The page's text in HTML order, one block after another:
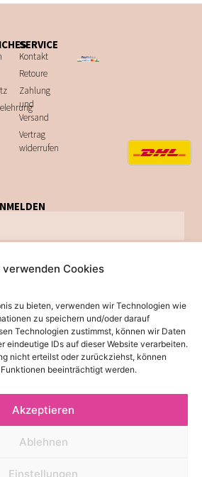
verwenden Cookies
zu bieten, verwenden wir Technologien wie
zu speichern und/oder darauf
Technologien zustimmst, können wir Daten
eindeutige IDs auf dieser Website verarbeiten.
nicht erteilst oder zurückziehst, können
beeinträchtigt werden.
Akzeptieren
Ablehnen
Einstellungen
SERVICE
Kontakt
Retoure
Zahlung
und
Versand
Vertrag
widerrufen
werden. Diese Einwilligung kann jederzeit via E-Mail
ABONNIEREN
3 Tagen gilt für Lieferungen innerhalb
Sie, dass es bei Lieferungen ins Ausland
von 3-5 Tagen kommen kann.
2026 - Alle Rechte reserviert